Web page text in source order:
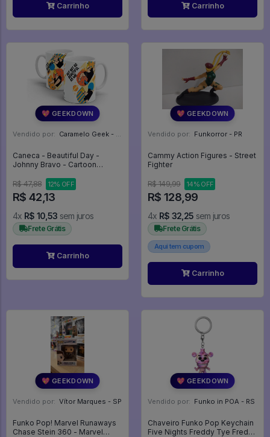
Carrinho Carrinho
💖 GEEKDOWN
Vendido por: Caramelo Geek - DF
Caneca - Beautiful Day -
Johnny Bravo - Cartoon
R$ 47,88
12% OFF
R$ 42,13
4x R$ 10,53 sem juros
Frete Grátis
Carrinho
💖 GEEKDOWN
Vendido por: Funkorror - PR
Cammy Action Figures - Street
Fighter
R$ 149,99 14% OFF
R$ 128,99
4x R$ 32,25 sem juros
Frete Grátis
Aqui tem cupom
Carrinho
💖 GEEKDOWN
Vendido por: Vítor Marques - SP
Funko Pop! Marvel Runaways
Chase Stein 360 - Marvel
💖 GEEKDOWN
Vendido por: Funko in POA - RS
Chaveiro Funko Pop Keychain
Five Nights Freddy Tye Freddy